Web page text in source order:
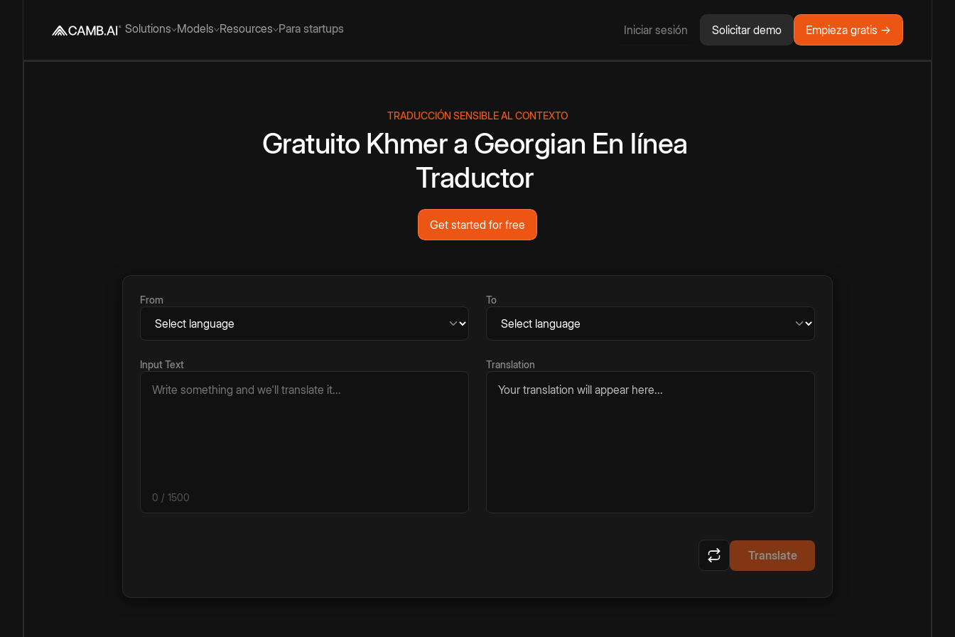
Solutions Models Resources Para startups Iniciar sesión Solicitar demo Empieza gratis →
TRADUCCIÓN SENSIBLE AL CONTEXTO
Gratuito Khmera Georgian En línea
Traductor
Get started for free
From To
Input Text
0 / 1500
Translation
Your translation will appear here...
Translate